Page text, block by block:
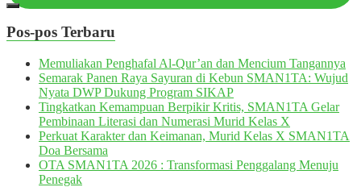
Pos-pos Terbaru
Memuliakan Penghafal Al-Qur’an dan Mencium Tangannya
Semarak Panen Raya Sayuran di Kebun SMAN1TA: Wujud
Nyata DWP Dukung Program SIKAP
Tingkatkan Kemampuan Berpikir Kritis, SMAN1TA Gelar
Pembinaan Literasi dan Numerasi Murid Kelas X
Perkuat Karakter dan Keimanan, Murid Kelas X SMAN1TA
Doa Bersama
OTA SMAN1TA 2026 : Transformasi Penggalang Menuju
Penegak